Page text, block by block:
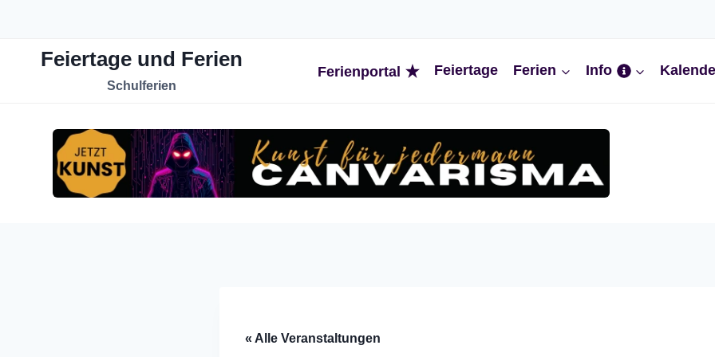
springenFeiertage und Ferien
Schulferien
Ferienportal Feiertage Ferien Info
« Alle Veranstaltungen